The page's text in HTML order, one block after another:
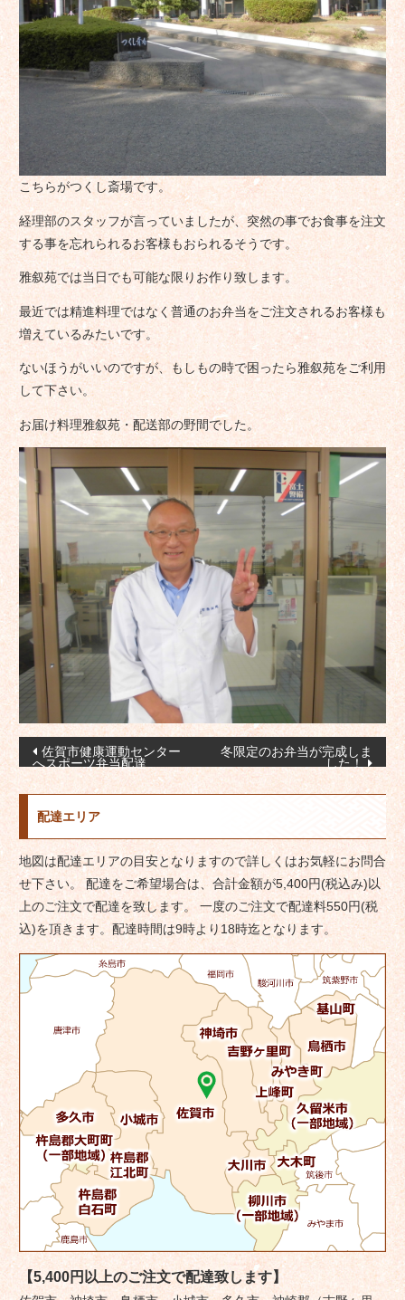
こちらがつくし斎場です。
経理部のスタッフが言っていましたが、突然の事でお食事を注文
する事を忘れられるお客様もおられるそうです。
雅叙苑では当日でも可能な限りお作り致します。
最近では精進料理ではなく普通のお弁当をご注文されるお客様も
増えているみたいです。
ないほうがいいのですが、もしもの時で困ったら雅叙苑をご利用
して下さい。
お届け料理雅叙苑・配送部の野間でした。
投
稿
ナ
ビ
ゲ
ー
シ
ョ
ン
佐賀市健康運動センター
へスポーツ弁当配達
冬限定のお弁当が完成しま
した！
配達エリア
地図は配達エリアの目安となりますので詳しくはお気軽にお問合
せ下さい。 配達をご希望場合は、合計金額が5,400円(税込み)以
上のご注文で配達を致します。 一度のご注文で配達料550円(税
込)を頂きます。配達時間は9時より18時迄となります。
【5,400円以上のご注文で配達致します】